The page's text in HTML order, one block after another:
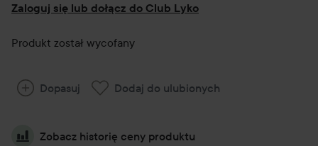
Zaloguj się lub dołącz do Club Lyko
Produkt został wycofany
Dopasuj Dodaj do ulubionych
Zobacz historię ceny produktu